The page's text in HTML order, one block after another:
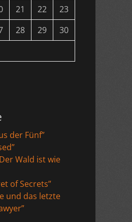
21 22
23
28 29
30
der Fünf”
Wald ist wie
of Secrets”
und das letzte